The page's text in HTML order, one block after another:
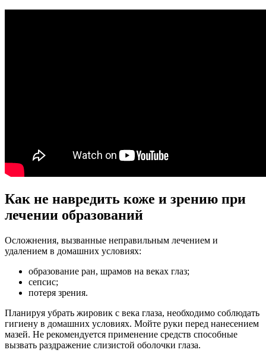
Как не навредить коже и зрению при
лечении образований
Осложнения, вызванные неправильным лечением и
удалением в домашних условиях:
образование ран, шрамов на веках глаз;
сепсис;
потеря зрения.
Планируя убрать жировик с века глаза, необходимо соблюдать
гигиену в домашних условиях. Мойте руки перед нанесением
мазей. Не рекомендуется применение средств способные
вызвать раздражение слизистой оболочки глаза.